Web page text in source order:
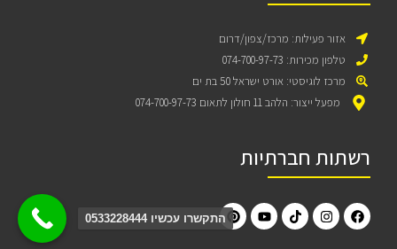
אזור פעילות: מרכז/צפון/דרום
טלפון מכירות: 074-700-97-73
מרכז לוגיסטי: אורט ישראל 50 בת ים
מפעל ייצור: הלהב 11 חולון לתאום 074-700-97-73
רשתות חברתיות
התקשרו עכשיו 0533228444